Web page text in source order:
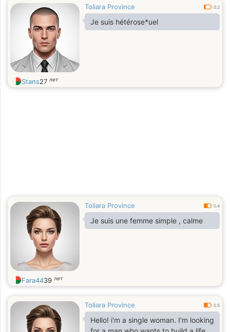
Toliara Province 0.2
Je suis hétérose*uel
Stans27 лет
Toliara Province 0.4
Je suis une femme simple , calme
Fara4439 лет
Toliara Province 0.5
Hello! i'm a single woman. I'm looking